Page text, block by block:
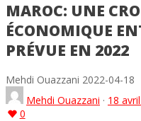
MAROC: UNE
ÉCONOMIQUE
PRÉVUE EN 2022
Mehdi Ouazzani 2022-04-18
Mehdi Ouazzani · 18
0